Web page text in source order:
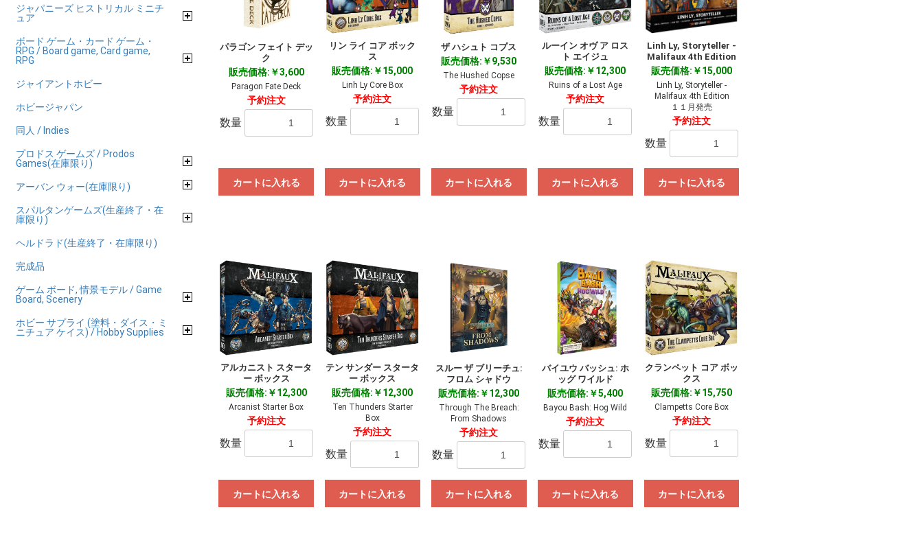
ジャパニーズ ヒストリカル ミニチ
ュア
ボード ゲーム・カード ゲーム・
RPG / Board game, Card game,
RPG
ジャイアントホビー
ホビージャパン
同人 / Indies
プロドス ゲームズ / Prodos
Games(在庫限り)
アーバン ウォー(在庫限り)
スパルタンゲームズ(生産終了・在
庫限り)
ヘルドラド(生産終了・在庫限り)
完成品
ゲーム ボード, 情景モデル / Game
Board, Scenery
ホビー サプライ (塗料・ダイス・ミ
ニチュア ケイス) / Hobby Supplies
パラゴン フェイト デッ
ク
販売価格:￥3,600
Paragon Fate Deck
予約注文
数量
カートに入れる
リン ライ コア ボック
ス
販売価格:￥15,000
Linh Ly Core Box
予約注文
数量
カートに入れる
ザ ハシュト コプス
販売価格:￥9,530
The Hushed Copse
予約注文
数量
カートに入れる
ルーイン オヴ ア ロス
ト エイジュ
販売価格:￥12,300
Ruins of a Lost Age
予約注文
数量
カートに入れる
Linh Ly, Storyteller -
Malifaux 4th Edition
販売価格:￥15,000
Linh Ly, Storyteller -
Malifaux 4th Edition
１１月発売
予約注文
数量
カートに入れる
アルカニスト スタータ
ー ボックス
販売価格:￥12,300
Arcanist Starter Box
予約注文
数量
カートに入れる
テン サンダー スタータ
ー ボックス
販売価格:￥12,300
Ten Thunders Starter
Box
予約注文
数量
カートに入れる
スルー ザ ブリーチュ:
フロム シャドウ
販売価格:￥12,300
Through The Breach:
From Shadows
予約注文
数量
カートに入れる
バイユウ バッシュ: ホ
ッグ ワイルド
販売価格:￥5,400
Bayou Bash: Hog Wild
予約注文
数量
カートに入れる
クランペット コア ボッ
クス
販売価格:￥15,750
Clampetts Core Box
予約注文
数量
カートに入れる
お買い物を続ける カートへ進む